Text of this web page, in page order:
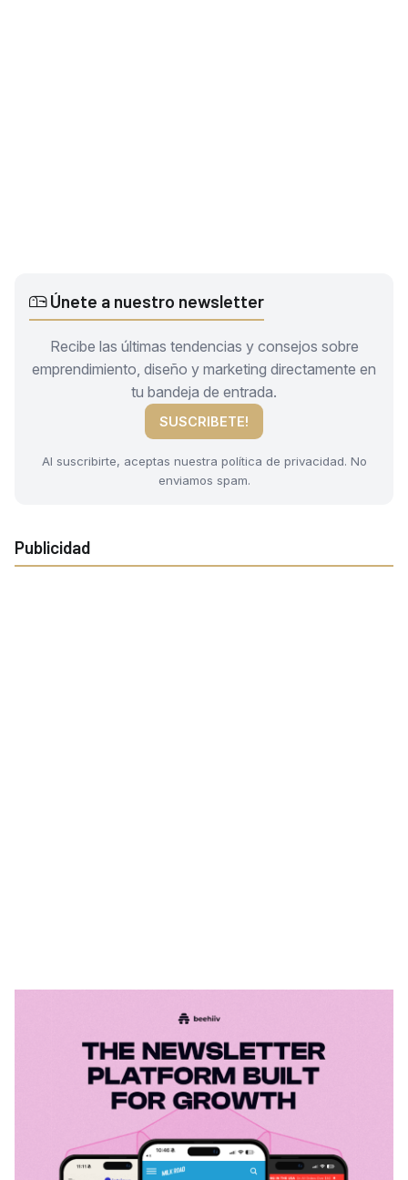
Únete a nuestro newsletter
Recibe las últimas tendencias y consejos sobre
emprendimiento, diseño y marketing directamente en
tu bandeja de entrada.
SUSCRIBETE!
Al suscribirte, aceptas nuestra política de privacidad. No
enviamos spam.
Publicidad